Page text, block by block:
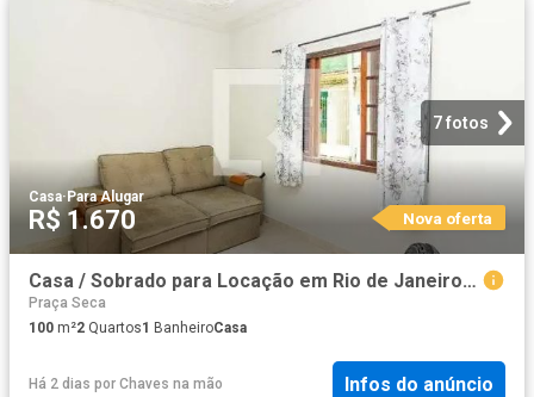
7 fotos
Casa·Para Alugar
R$ 1.670 Nova oferta
Casa / Sobrado para Locação em Rio de Janeiro/RJ Campinho 2 Quartos
Praça Seca
100 m²2 Quartos1 BanheiroCasa
Há 2 dias por Chaves na mão Infos do anúncio